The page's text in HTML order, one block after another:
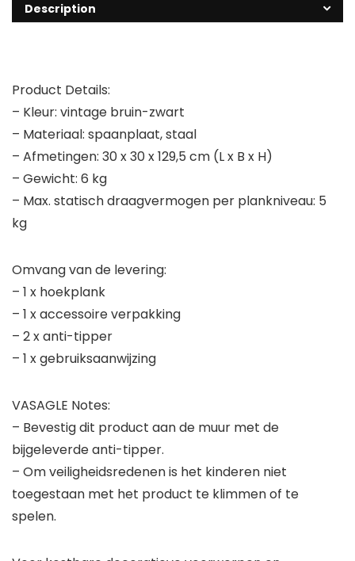
Description
Product Details:
– Kleur: vintage bruin-zwart
– Materiaal: spaanplaat, staal
– Afmetingen: 30 x 30 x 129,5 cm (L x B x H)
– Gewicht: 6 kg
– Max. statisch draagvermogen per plankniveau: 5
kg
Omvang van de levering:
– 1 x hoekplank
– 1 x accessoire verpakking
– 2 x anti-tipper
– 1 x gebruiksaanwijzing
VASAGLE Notes:
– Bevestig dit product aan de muur met de
bijgeleverde anti-tipper.
– Om veiligheidsredenen is het kinderen niet
toegestaan met het product te klimmen of te
spelen.